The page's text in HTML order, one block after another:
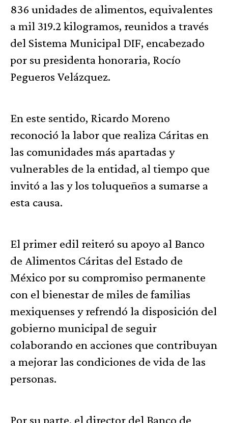
836 unidades de alimentos, equivalentes
a mil 319.2 kilogramos, reunidos a través
del Sistema Municipal DIF, encabezado
por su presidenta honoraria, Rocío
Pegueros Velázquez.
En este sentido, Ricardo Moreno
reconoció la labor que realiza Cáritas en
las comunidades más apartadas y
vulnerables de la entidad, al tiempo que
invitó a las y los toluqueños a sumarse a
esta causa.
El primer edil reiteró su apoyo al Banco
de Alimentos Cáritas del Estado de
México por su compromiso permanente
con el bienestar de miles de familias
mexiquenses y refrendó la disposición del
gobierno municipal de seguir
colaborando en acciones que contribuyan
a mejorar las condiciones de vida de las
personas.
Por su parte, el director del Banco de